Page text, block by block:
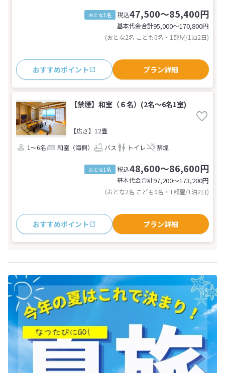
おとな1名 税込47,500～85,400円
基本代金合計95,000〜170,800円
(おとな2名 こども0名・1部屋/1泊2日)
おすすめポイント プラン詳細
【禁煙】和室（６名）(2名～6名1室)
【広さ】12畳
1～6名
和室（海側） バス トイレ 禁煙
おとな1名 税込48,600～86,600円
基本代金合計97,200〜173,200円
(おとな2名 こども0名・1部屋/1泊2日)
おすすめポイント プラン詳細